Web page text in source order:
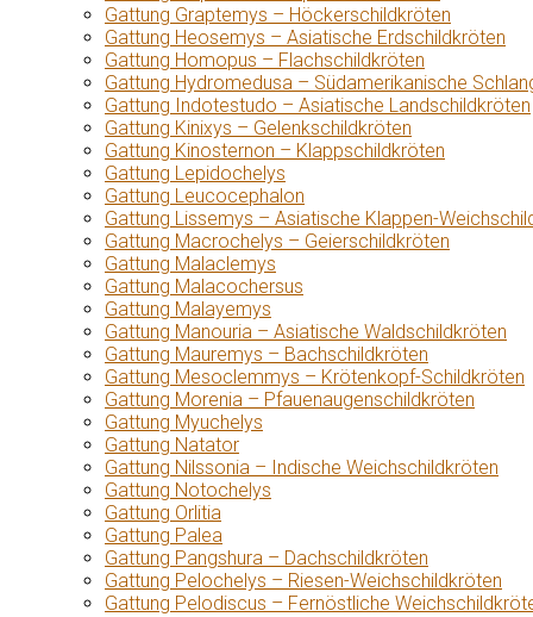
Gattung Graptemys – Höckerschildkröten
Gattung Heosemys – Asiatische Erdschildkröten
Gattung Homopus – Flachschildkröten
Gattung Hydromedusa – Südamerikanische
Gattung Indotestudo – Asiatische Landschildkröten
Gattung Kinixys – Gelenkschildkröten
Gattung Kinosternon – Klappschildkröten
Gattung Lepidochelys
Gattung Leucocephalon
Gattung Lissemys – Asiatische Klappen-
Gattung Macrochelys – Geierschildkröten
Gattung Malaclemys
Gattung Malacochersus
Gattung Malayemys
Gattung Manouria – Asiatische Waldschildkröten
Gattung Mauremys – Bachschildkröten
Gattung Mesoclemmys – Krötenkopf-Schildkröten
Gattung Morenia – Pfauenaugenschildkröten
Gattung Myuchelys
Gattung Natator
Gattung Nilssonia – Indische Weichschildkröten
Gattung Notochelys
Gattung Orlitia
Gattung Palea
Gattung Pangshura – Dachschildkröten
Gattung Pelochelys – Riesen-Weichschildkröten
Gattung Pelodiscus – Fernöstliche